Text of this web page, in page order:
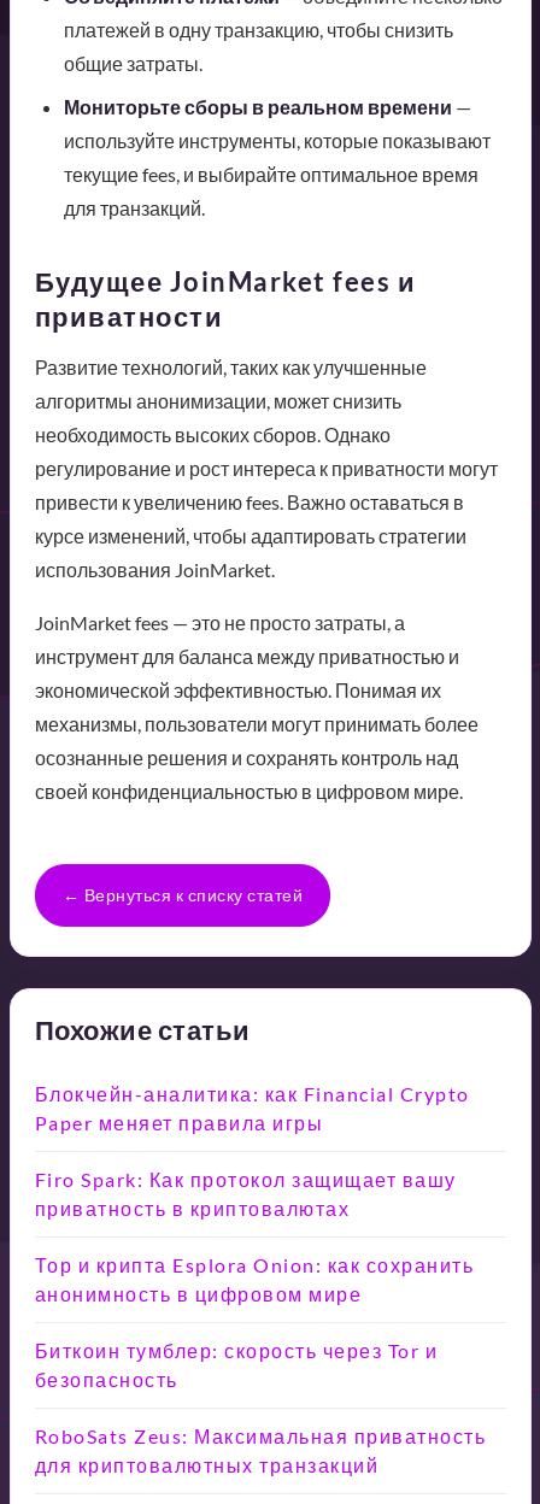
платежей в одну транзакцию, чтобы снизить
общие затраты.
Мониторьте сборы в реальном времени —
используйте инструменты, которые показывают
текущие fees, и выбирайте оптимальное время
для транзакций.
Будущее JoinMarket fees и
приватности
Развитие технологий, таких как улучшенные
алгоритмы анонимизации, может снизить
необходимость высоких сборов. Однако
регулирование и рост интереса к приватности могут
привести к увеличению fees. Важно оставаться в
курсе изменений, чтобы адаптировать стратегии
использования JoinMarket.
JoinMarket fees — это не просто затраты, а
инструмент для баланса между приватностью и
экономической эффективностью. Понимая их
механизмы, пользователи могут принимать более
осознанные решения и сохранять контроль над
своей конфиденциальностью в цифровом мире.
← Вернуться к списку статей
Похожие статьи
Блокчейн-аналитика: как Financial Crypto
Paper меняет правила игры
Firo Spark: Как протокол защищает вашу
приватность в криптовалютах
Тор и крипта Esplora Onion: как сохранить
анонимность в цифровом мире
Биткоин тумблер: скорость через Tor и
безопасность
RoboSats Zeus: Максимальная приватность
для криптовалютных транзакций